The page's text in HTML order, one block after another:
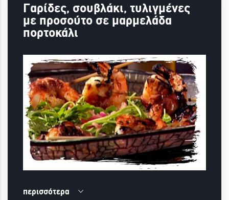
Γαρίδες, σουβλάκι, τυλιγμένες
με προσούτο σε μαρμελάδα
πορτοκάλι
περισσότερα